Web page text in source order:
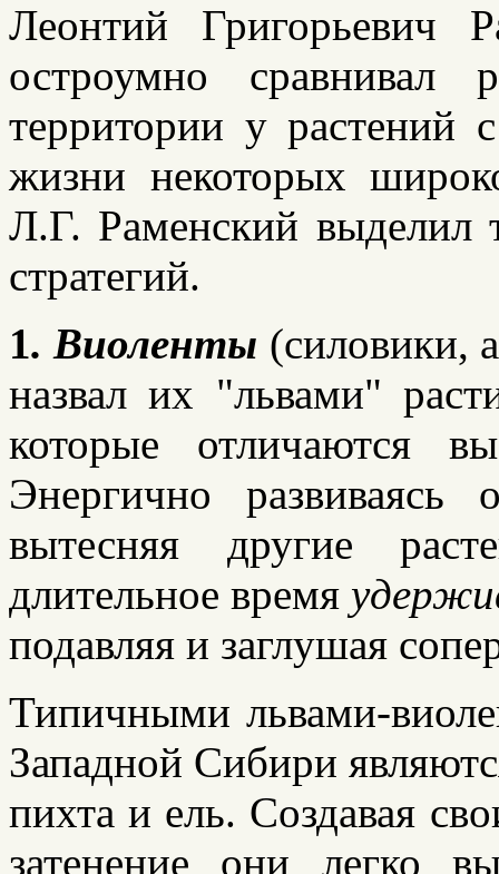
Леонтий Григорьевич
остроумно сравнивал
территории у растений
жизни некоторых
Л.Г. Раменский выделил
стратегий.
1. Виоленты (силовики,
назвал их "львами"
которые отличаются
Энергично развиваясь
вытесняя другие
длительное время
подавляя и заглушая
Типичными львами-
Западной Сибири
пихта и ель. Создавая
затенение они легко